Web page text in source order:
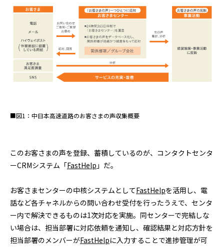
■図1：中日本高速道路のお客さまの声収集概要
このお客さまの声を登録、蓄積しているのが、コンタクトセンタ
ーCRMシステム「FastHelp 」だ。
お客さまセンターの中核システムとしてFastHelpを活用し、電
話など各チャネルからの問い合わせ受付を行ったうえで、センタ
ー内で解決できるものは1次対応を実施。同センターで完結しな
い場合は、担当部署に対応依頼を通知し、確認結果と対応方針を
担当部署のメンバーがFastHelpに入力することで進捗管理が可